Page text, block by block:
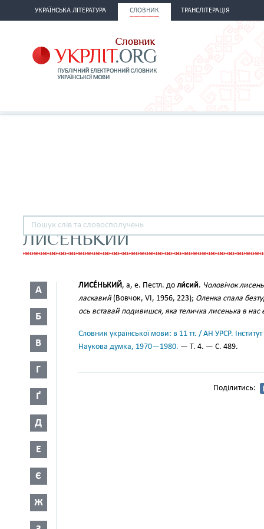
УКРАЇНСЬКА ЛІТЕРАТУРА СЛОВНИК ТРАНСЛІТЕРАЦІЯ
ЛИСЕНЬКИЙ
А
Б
В
Г
Ґ
Д
Е
Є
Ж
ЛИСЕ́НЬКИЙ, а, е. Пестл. до ли́сий. Чоловічок
ласкавий (Вовчок, VI, 1956, 223); Оленка спала
ось вставай подивишся, яка теличка лисенька в нас
Словник української мови: в 11 тт. / АН УРСР.
Наукова думка, 1970—1980. — Т. 4. — С. 489.
Поділитись: